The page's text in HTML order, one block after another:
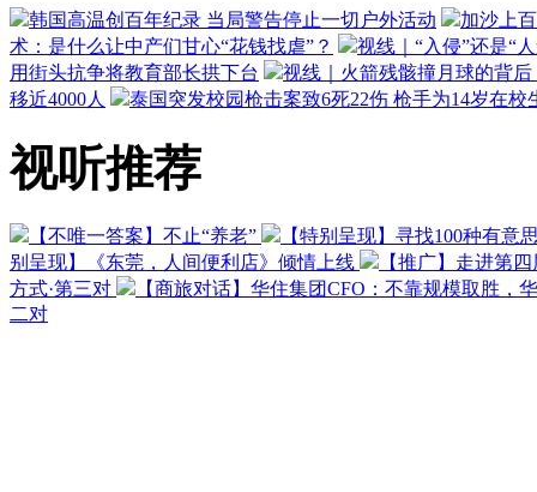
韩国高温创百年纪录 当局警告停止一切户外活动
加沙上
术：是什么让中产们甘心“花钱找虐”？
视线｜“入侵”还是“
用街头抗争将教育部长拱下台
视线｜火箭残骸撞月球的背
移近4000人
泰国突发校园枪击案致6死22伤 枪手为14岁在校
视听推荐
【不唯一答案】不止“养老”
【特别呈现】寻找100种有意
别呈现】《东莞，人间便利店》倾情上线
【推广】走进第
方式·第三对
【商旅对话】华住集团CFO：不靠规模取胜，
二对